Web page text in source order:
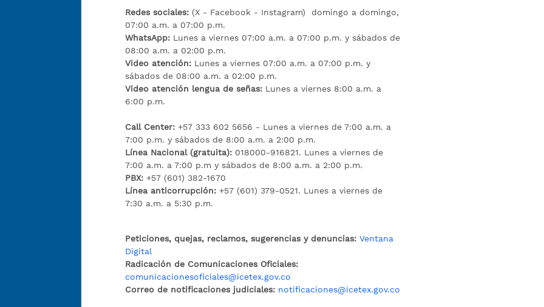
Redes sociales: (X - Facebook - Instagram) domingo a domingo,
07:00 a.m. a 07:00 p.m.
WhatsApp: Lunes a viernes 07:00 a.m. a 07:00 p.m. y sábados de
08:00 a.m. a 02:00 p.m.
Video atención: Lunes a viernes 07:00 a.m. a 07:00 p.m. y
sábados de 08:00 a.m. a 02:00 p.m.
Video atención lengua de señas: Lunes a viernes 8:00 a.m. a
6:00 p.m.
Call Center:+57 333 602 5656 - Lunes a viernes de 7:00 a.m. a
7:00 p.m. y sábados de 8:00 a.m. a 2:00 p.m.
Línea Nacional (gratuita): 018000-916821. Lunes a viernes de
7:00 a.m. a 7:00 p.m y sábados de 8:00 a.m. a 2:00 p.m.
PBX:+57 (601) 382-1670
Línea anticorrupción:+57 (601) 379-0521. Lunes a viernes de
7:30 a.m. a 5:30 p.m.
Peticiones, quejas, reclamos, sugerencias y denuncias: Ventana
Digital
Radicación de Comunicaciones Oficiales:
comunicacionesoficiales@icetex.gov.co
Correo de notificaciones judiciales: notificaciones@icetex.gov.co